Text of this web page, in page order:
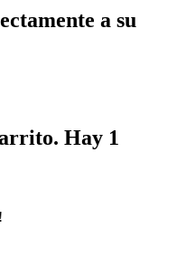
a su
Hay 1